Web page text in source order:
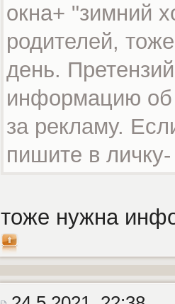
окна+ "зимний
родителей,
день.
информацию об
за рекламу.
пишите в личку-
тоже нужна